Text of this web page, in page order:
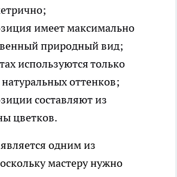
имеет максимально
природный вид;
используются только
оттенков;
составляют из
цветков.
одним из
мастеру нужно